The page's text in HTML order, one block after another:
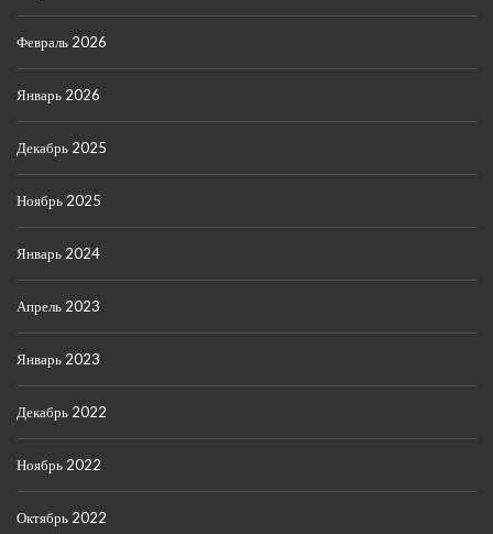
Февраль 2026
Январь 2026
Декабрь 2025
Ноябрь 2025
Январь 2024
Апрель 2023
Январь 2023
Декабрь 2022
Ноябрь 2022
Октябрь 2022